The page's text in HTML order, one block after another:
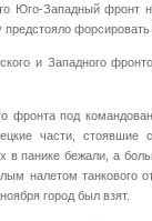
Юго-Западный фронт
форсировать
и Западного
фронта под
части, стоявшие
панике бежали, а
налетом танкового
город был взят.